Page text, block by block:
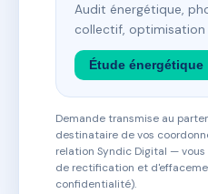
Audit énergétique,
collectif, optimisation
Étude énergétique
Demande transmise au
destinataire de vos
relation Syndic Digital —
de rectification et
confidentialité).